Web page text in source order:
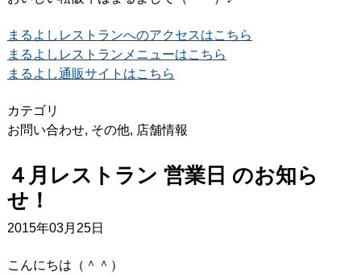
まるよしレストランへのアクセスはこちら
まるよしレストランメニューはこちら
まるよし通販サイトはこちら
カテゴリ
お問い合わせ, その他, 店舗情報
４月レストラン 営業日 のお知ら
せ！
2015年03月25日
こんにちは（＾＾）